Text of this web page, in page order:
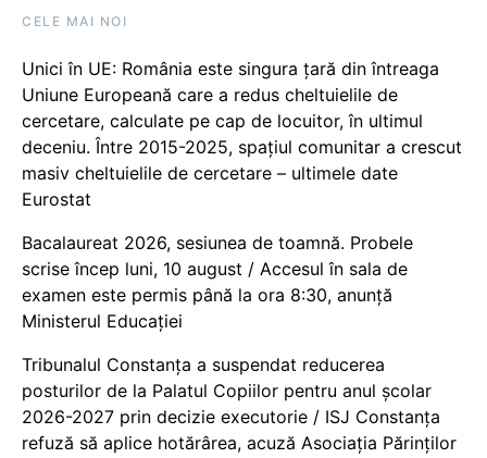
CELE MAI NOI
Unici în UE: România este singura țară din întreaga
Uniune Europeană care a redus cheltuielile de
cercetare, calculate pe cap de locuitor, în ultimul
deceniu. Între 2015-2025, spațiul comunitar a crescut
masiv cheltuielile de cercetare – ultimele date
Eurostat
Bacalaureat 2026, sesiunea de toamnă. Probele
scrise încep luni, 10 august / Accesul în sala de
examen este permis până la ora 8:30, anunță
Ministerul Educației
Tribunalul Constanța a suspendat reducerea
posturilor de la Palatul Copiilor pentru anul școlar
2026-2027 prin decizie executorie / ISJ Constanța
refuză să aplice hotărârea, acuză Asociația Părinților